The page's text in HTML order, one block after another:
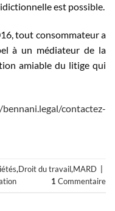
est possible.
tout consommateur a
à un médiateur de la
amiable du litige qui
contactez-
,Droit du travail,MARD
1 Commentaire